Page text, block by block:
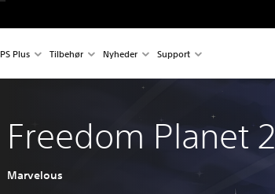
PS Plus Tilbehør Nyheder Support
Freedom Planet 2
Marvelous